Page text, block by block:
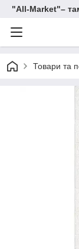
"All-Мarket"–
Товари та